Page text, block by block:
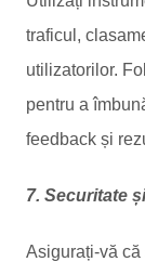
traficul,
utilizatorilor.
pentru a
feedback și
7. Securitate
Asigurați-vă